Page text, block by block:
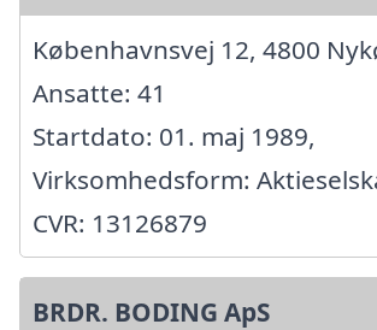
Københavnsvej 12, 4800
Ansatte: 41
Startdato: 01. maj 1989,
Virksomhedsform:
CVR: 13126879
BRDR. BODING ApS